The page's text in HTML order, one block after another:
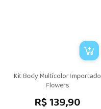
Kit Body Multicolor Importado
Flowers
R$ 139,90